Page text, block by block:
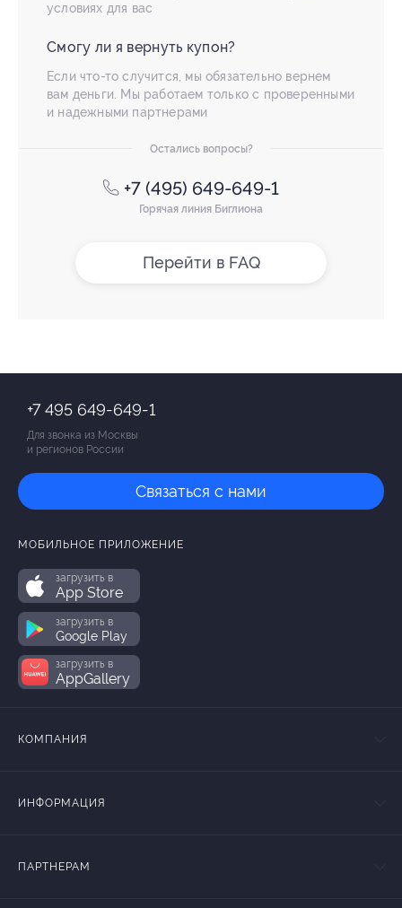
условиях для вас
Смогу ли я вернуть купон?
Если что-то случится, мы обязательно вернем
вам деньги. Мы работаем только с проверенными
и надежными партнерами
Остались вопросы?
+7 (495) 649-649-1
Горячая линия Биглиона
Перейти в FAQ
+7 495 649-649-1
Для звонка из Москвы
и регионов России
Связаться с нами
МОБИЛЬНОЕ ПРИЛОЖЕНИЕ
загрузить в
App Store
загрузить в
Google Play
загрузить в
AppGallery
КОМПАНИЯ
ИНФОРМАЦИЯ
ПАРТНЕРАМ